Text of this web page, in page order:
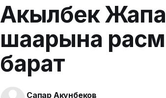
Акылбек
шаарына
барат
Сапар Акунбеков